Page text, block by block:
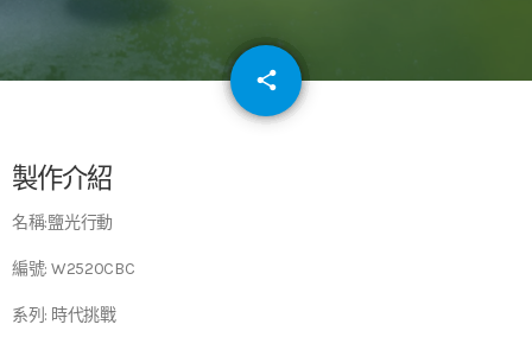
share
email
製作介紹
名稱:鹽光行動
編號: W2520CBC
系列: 時代挑戰